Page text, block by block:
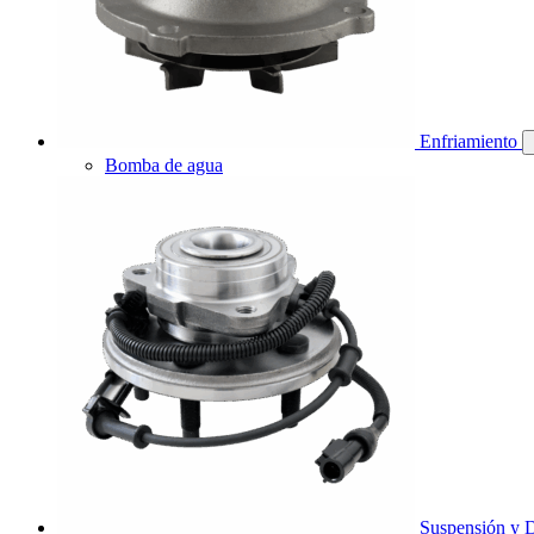
Enfriamiento
Bomba de agua
Suspensión y